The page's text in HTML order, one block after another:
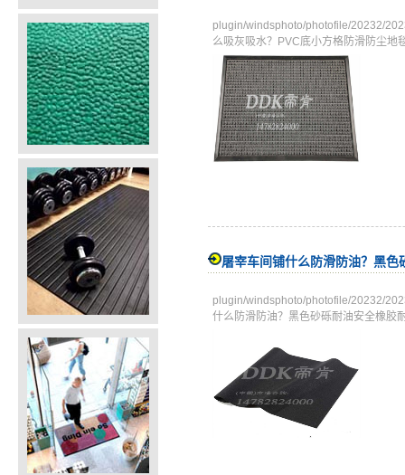
plugin/windsphoto/photofile/20232/
么吸灰吸水？PVC底小方格防滑防尘地
屠宰车间铺什么防滑防油？黑色
plugin/windsphoto/photofile/20232/
什么防滑防油？黑色砂砾耐油安全橡胶